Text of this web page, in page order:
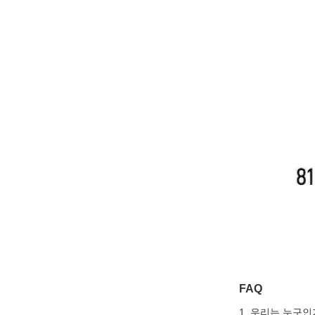
FAQ
1. 우리는 누구인